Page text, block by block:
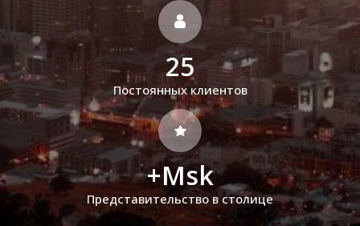
25
Постоянных клиентов
+Msk
Представительство в столице